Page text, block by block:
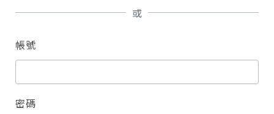
或
帳號
密碼